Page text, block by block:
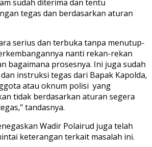
sudah diterima dan tentu
tegas dan berdasarkan aturan
serius dan terbuka tanpa menutup-
nanti rekan-rekan
bagaimana prosesnya. Ini juga sudah
instruksi tegas dari Bapak Kapolda,
atau oknum polisi yang
tidak berdasarkan aturan segera
tandasnya.
Wadir Polairud juga telah
keterangan terkait masalah ini.